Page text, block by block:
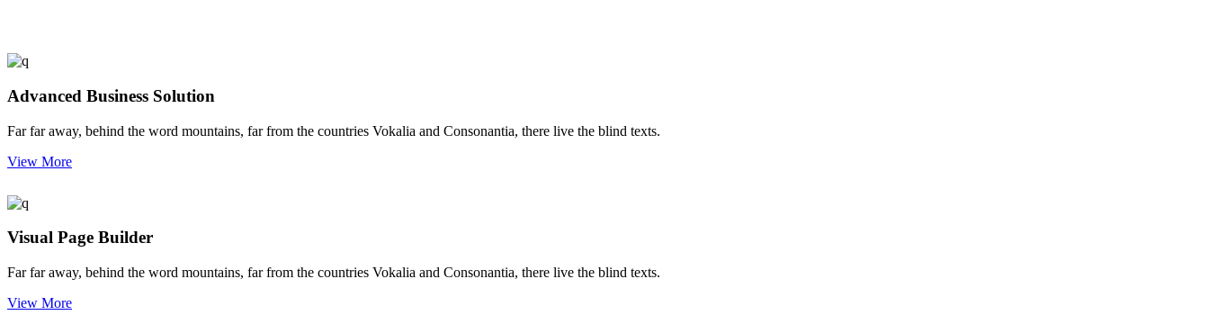
Advanced Business Solution
Far far away, behind the word mountains, far from the countries Vokalia and Consonantia, there live the blind texts.
View More
Visual Page Builder
Far far away, behind the word mountains, far from the countries Vokalia and Consonantia, there live the blind texts.
View More